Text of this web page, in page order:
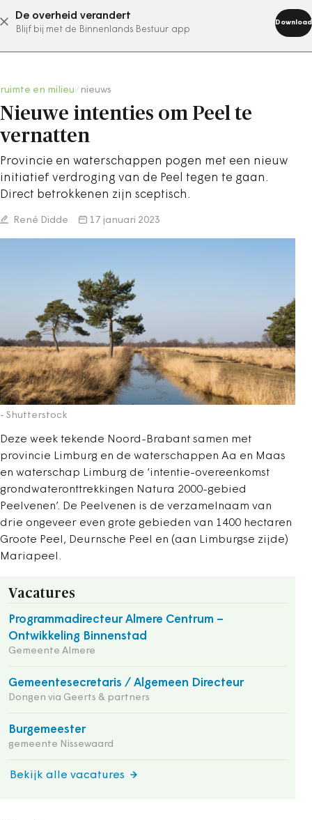
De overheid verandert
Blijf bij met de Binnenlands Bestuur app
Download
abonneer nu
ruimte en milieu nieuws
Nieuwe intenties om Peel te
vernatten
Provincie en waterschappen pogen met een nieuw
initiatief verdroging van de Peel tegen te gaan.
Direct betrokkenen zijn sceptisch.
René Didde 17 januari 2023
- Shutterstock
Deze week tekende Noord-Brabant samen met
provincie Limburg en de waterschappen Aa en Maas
en waterschap Limburg de ‘intentie-overeenkomst
grondwateronttrekkingen Natura 2000-gebied
Peelvenen’. De Peelvenen is de verzamelnaam van
drie ongeveer even grote gebieden van 1400 hectaren
Groote Peel, Deurnsche Peel en (aan Limburgse zijde)
Mariapeel.
Vacatures
Programmadirecteur Almere Centrum –
Ontwikkeling Binnenstad
Gemeente Almere
Gemeentesecretaris / Algemeen Directeur
Dongen via Geerts & partners
Burgemeester
gemeente Nissewaard
Bekijk alle vacatures